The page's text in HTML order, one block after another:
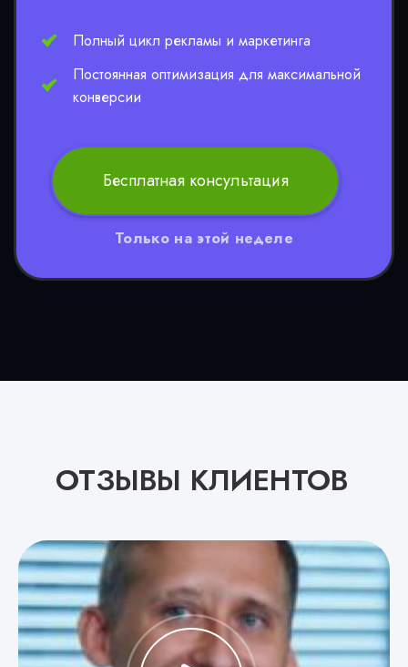
Полный цикл рекламы и маркетинга
Постоянная оптимизация для максимальной
конверсии
Бесплатная консультация
Только на этой неделе
ОТЗЫВЫ КЛИЕНТОВ